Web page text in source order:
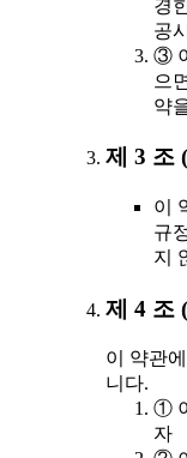
경
공
③
으
약
제 3 조
이
규
지
제 4 조
이 약관
니다.
①
자